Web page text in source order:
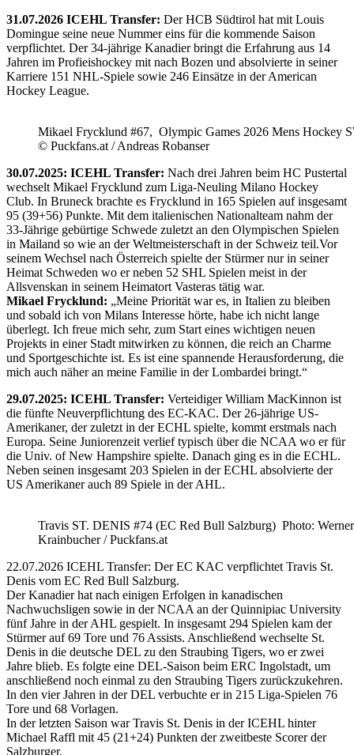
31.07.2026 ICEHL Transfer: Der HCB Südtirol hat mit Louis
Domingue seine neue Nummer eins für die kommende Saison
verpflichtet. Der 34-jährige Kanadier bringt die Erfahrung aus 14
Jahren im Profieishockey mit nach Bozen und absolvierte in seiner
Karriere 151 NHL-Spiele sowie 246 Einsätze in der American
Hockey League.
Mikael Frycklund #67, Olympic Games 2026 Mens Hockey
© Puckfans.at / Andreas Robanser
30.07.2025: ICEHL Transfer: Nach drei Jahren beim HC Pustertal
wechselt Mikael Frycklund zum Liga-Neuling Milano Hockey
Club. In Bruneck brachte es Frycklund in 165 Spielen auf insgesamt
95 (39+56) Punkte. Mit dem italienischen Nationalteam nahm der
33-Jährige gebürtige Schwede zuletzt an den Olympischen Spielen
in Mailand so wie an der Weltmeisterschaft in der Schweiz teil.Vor
seinem Wechsel nach Österreich spielte der Stürmer nur in seiner
Heimat Schweden wo er neben 52 SHL Spielen meist in der
Allsvenskan in seinem Heimatort Vasteras tätig war.
Mikael Frycklund: „Meine Priorität war es, in Italien zu bleiben
und sobald ich von Milans Interesse hörte, habe ich nicht lange
überlegt. Ich freue mich sehr, zum Start eines wichtigen neuen
Projekts in einer Stadt mitwirken zu können, die reich an Charme
und Sportgeschichte ist. Es ist eine spannende Herausforderung, die
mich auch näher an meine Familie in der Lombardei bringt.“
29.07.2025: ICEHL Transfer: Verteidiger William MacKinnon ist
die fünfte Neuverpflichtung des EC-KAC. Der 26-jährige US-
Amerikaner, der zuletzt in der ECHL spielte, kommt erstmals nach
Europa. Seine Juniorenzeit verlief typisch über die NCAA wo er für
die Univ. of New Hampshire spielte. Danach ging es in die ECHL.
Neben seinen insgesamt 203 Spielen in der ECHL absolvierte der
US Amerikaner auch 89 Spiele in der AHL.
Travis ST. DENIS #74 (EC Red Bull Salzburg) Photo: Werner
Krainbucher / Puckfans.at
22.07.2026 ICEHL Transfer: Der EC KAC verpflichtet Travis St.
Denis vom EC Red Bull Salzburg.
Der Kanadier hat nach einigen Erfolgen in kanadischen
Nachwuchsligen sowie in der NCAA an der Quinnipiac University
fünf Jahre in der AHL gespielt. In insgesamt 294 Spielen kam der
Stürmer auf 69 Tore und 76 Assists. Anschließend wechselte St.
Denis in die deutsche DEL zu den Straubing Tigers, wo er zwei
Jahre blieb. Es folgte eine DEL-Saison beim ERC Ingolstadt, um
anschließend noch einmal zu den Straubing Tigers zurückzukehren.
In den vier Jahren in der DEL verbuchte er in 215 Liga-Spielen 76
Tore und 68 Vorlagen.
In der letzten Saison war Travis St. Denis in der ICEHL hinter
Michael Raffl mit 45 (21+24) Punkten der zweitbeste Scorer der
Salzburger.